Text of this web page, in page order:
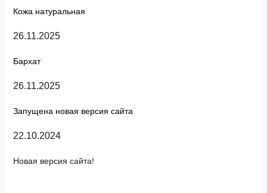
Кожа натуральная
26.11.2025
Бархат
26.11.2025
Запущена новая версия сайта
22.10.2024
Новая версия сайта!